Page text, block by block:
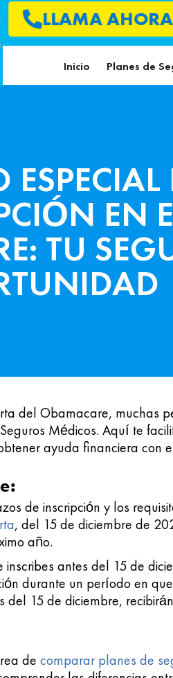
LLAMA AHORA
Inicio Planes de
ESPECIAL
EN
TU
del Obamacare, muchas
Médicos. Aquí te
ayuda financiera con
de inscripción y los
, del 15 de diciembre de
año.
inscribes antes del 15 de
durante un período en
del 15 de diciembre,
de comparar planes de